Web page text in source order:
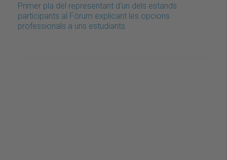
Primer pla del representant d'un dels estands
participants al Fòrum explicant les opcions
professionals a uns estudiants